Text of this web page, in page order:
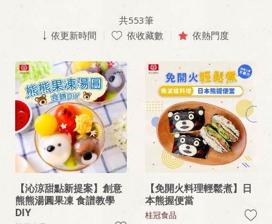
共553筆
依更新時間
依收藏數 依熱門度
【沁涼甜點新提案】創意
熊熊湯圓果凍 食譜教學
DIY
【免開火料理輕鬆煮】日
本熊握便當
桂冠食品